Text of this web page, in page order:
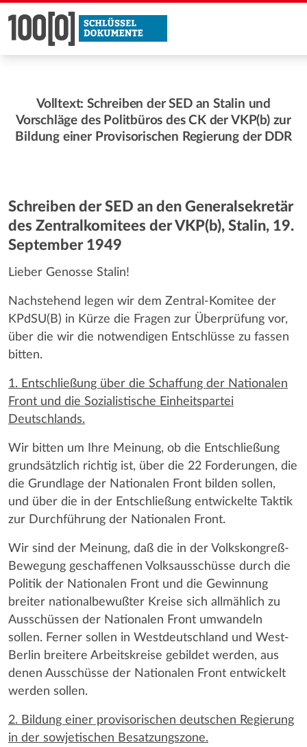
Volltext: Schreiben der SED an Stalin und
Vorschläge des Politbüros des CK der VKP(b) zur
Bildung einer Provisorischen Regierung der DDR
Schreiben der SED an den Generalsekretär
des Zentralkomitees der VKP(b), Stalin, 19.
September 1949
Lieber Genosse Stalin!
Nachstehend legen wir dem Zentral-Komitee der
KPdSU(B) in Kürze die Fragen zur Überprüfung vor,
über die wir die notwendigen Entschlüsse zu fassen
bitten.
1. Entschließung über die Schaffung der Nationalen
Front und die Sozialistische Einheitspartei
Deutschlands.
Wir bitten um Ihre Meinung, ob die Entschließung
grundsätzlich richtig ist, über die 22 Forderungen, die
die Grundlage der Nationalen Front bilden sollen,
und über die in der Entschließung entwickelte Taktik
zur Durchführung der Nationalen Front.
Wir sind der Meinung, daß die in der Volkskongreß-
Bewegung geschaffenen Volksausschüsse durch die
Politik der Nationalen Front und die Gewinnung
breiter nationalbewußter Kreise sich allmählich zu
Ausschüssen der Nationalen Front umwandeln
sollen. Ferner sollen in Westdeutschland und West-
Berlin breitere Arbeitskreise gebildet werden, aus
denen Ausschüsse der Nationalen Front entwickelt
werden sollen.
2. Bildung einer provisorischen deutschen Regierung
in der sowjetischen Besatzungszone.